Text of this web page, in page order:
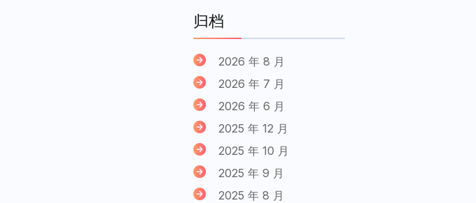
归档
2026 年 8 月
2026 年 7 月
2026 年 6 月
2025 年 12 月
2025 年 10 月
2025 年 9 月
2025 年 8 月